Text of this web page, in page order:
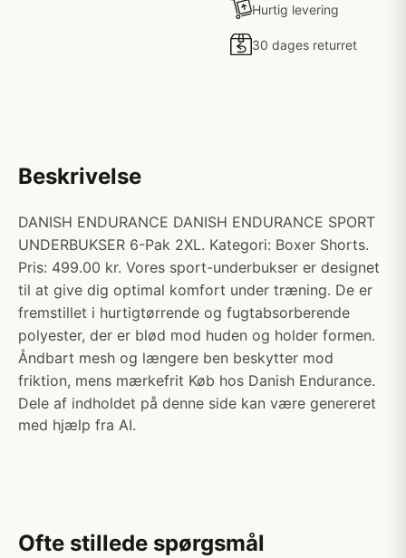
Hurtig levering
30 dages returret
Beskrivelse
DANISH ENDURANCE DANISH ENDURANCE SPORT
UNDERBUKSER 6-Pak 2XL. Kategori: Boxer Shorts.
Pris: 499.00 kr. Vores sport-underbukser er designet
til at give dig optimal komfort under træning. De er
fremstillet i hurtigtørrende og fugtabsorberende
polyester, der er blød mod huden og holder formen.
Åndbart mesh og længere ben beskytter mod
friktion, mens mærkefrit Køb hos Danish Endurance.
Dele af indholdet på denne side kan være genereret
med hjælp fra AI.
Ofte stillede spørgsmål